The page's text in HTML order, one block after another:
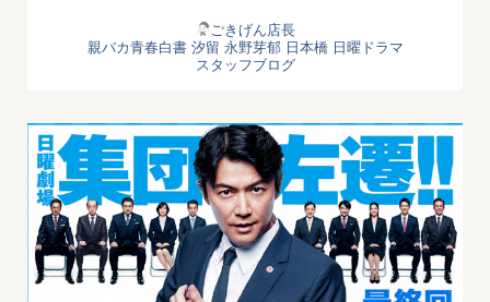
ごきげん店長
親バカ青春白書 汐留 永野芽郁 日本橋 日曜ドラマ
スタッフブログ